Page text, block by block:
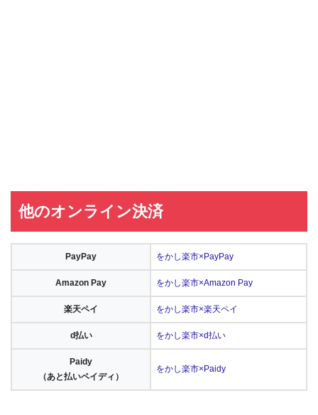
他のオンライン決済
PayPay をかし楽市×PayPay
Amazon Pay をかし楽市×Amazon Pay
楽天ペイ をかし楽市×楽天ペイ
d払い をかし楽市×d払い
Paidy
（あと払いペイディ）
をかし楽市×Paidy